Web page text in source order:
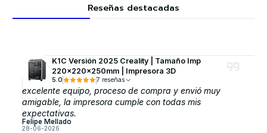
Reseñas destacadas
K1C Versión 2025 Creality | Tamaño Imp
220x220x250mm | Impresora 3D
5.0 7 reseñas
excelente equipo, proceso de compra y envió muy
amigable, la impresora cumple con todas mis
expectativas.
Felipe Mellado
28-06-2026